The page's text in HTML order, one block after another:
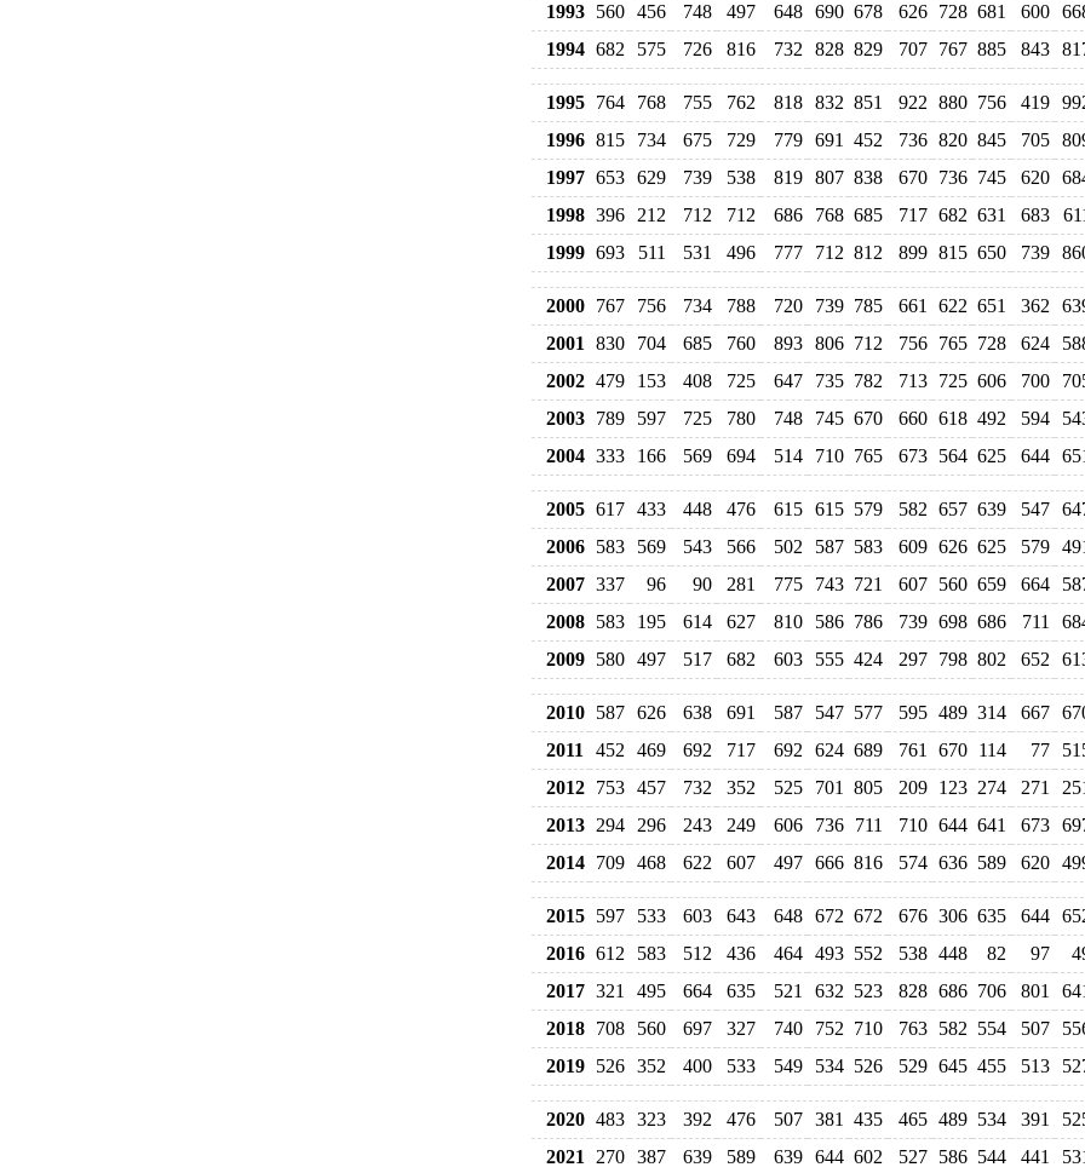
1993 560 456 748 497 648 690 678 626 728 681 600
1994 682 575 726 816 732 828 829 707 767 885 843
1995 764 768 755 762 818 832 851 922 880 756 419
1996 815 734 675 729 779 691 452 736 820 845 705
1997 653 629 739 538 819 807 838 670 736 745 620
1998 396 212 712 712 686 768 685 717 682 631 683
1999 693 511 531 496 777 712 812 899 815 650 739
2000 767 756 734 788 720 739 785 661 622 651 362
2001
830 704 685 760 893 806 712 756 765 728 624
2002 479 153 408 725 647 735 782 713 725 606 700
2003 789 597 725 780 748 745 670 660 618 492 594
2004 333 166 569 694 514 710 765 673 564 625 644
2005 617 433 448 476 615 615 579 582 657 639 547
2006 583 569 543 566 502 587 583 609 626 625 579
2007 337 96 90 281 775 743 721 607 560 659 664
2008 583 195 614 627 810 586 786 739 698 686 711
2009 580 497 517 682 603 555 424 297 798 802 652
2010 587 626 638 691 587 547 577 595 489 314 667
2011
452 469 692 717 692 624 689 761 670 114 77
2012 753 457 732 352 525 701 805 209 123 274 271
2013 294 296 243 249 606 736 711 710 644 641 673
2014 709 468 622 607 497 666 816 574 636 589 620
2015 597 533 603 643 648 672 672 676 306 635 644
2016 612 583 512 436 464 493 552 538 448 82 97
2017 321 495 664 635 521 632 523 828 686 706 801
2018 708 560 697 327 740 752 710 763 582 554 507
2019 526 352 400 533 549 534 526 529 645 455 513
2020 483 323 392 476 507 381 435 465 489 534 391
2021
270 387 639 589 639 644 602 527 586 544 441